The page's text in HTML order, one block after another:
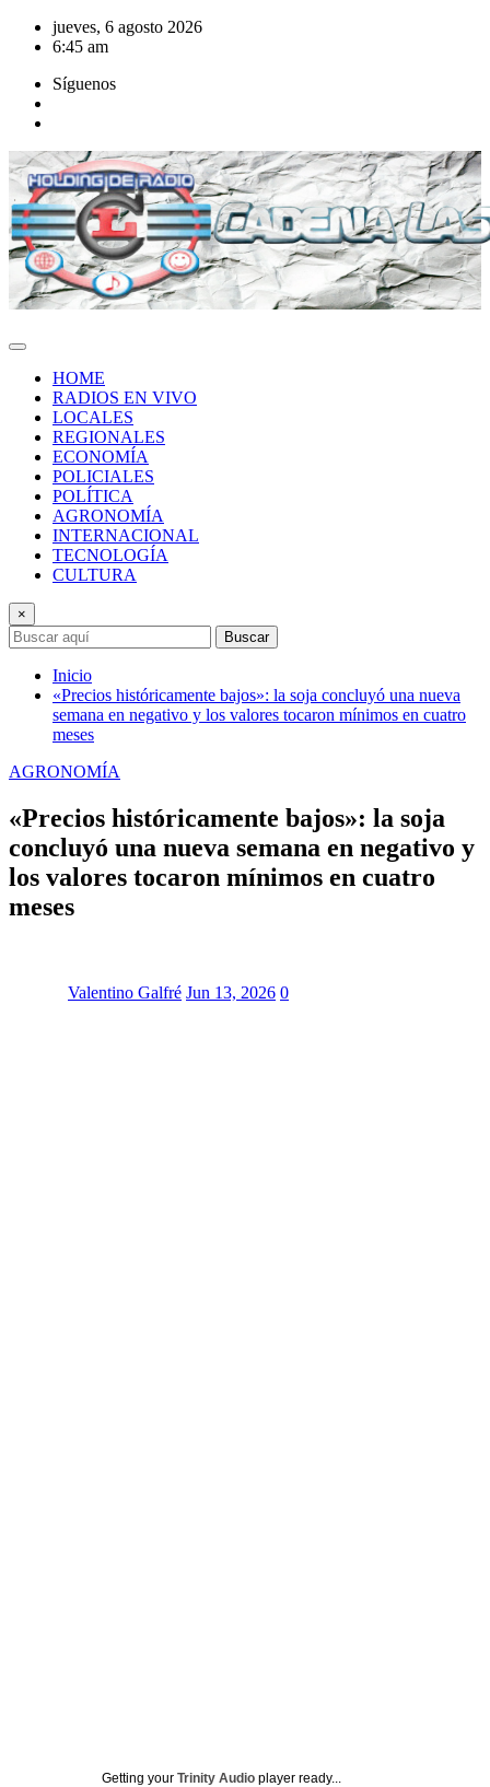
Saltar
jueves, 6 agosto 2026
6:45 am
Síguenos
HOME
RADIOS EN VIVO
LOCALES
REGIONALES
ECONOMÍA
POLICIALES
POLÍTICA
AGRONOMÍA
INTERNACIONAL
TECNOLOGÍA
CULTURA
×
Buscar
Inicio
«Precios históricamente bajos»: la soja concluyó una nueva
semana en negativo y los valores tocaron mínimos en cuatro
meses
AGRONOMÍA
«Precios históricamente bajos»: la soja
concluyó una nueva semana en negativo y
los valores tocaron mínimos en cuatro
meses
Valentino Galfré Jun 13, 2026 0
Getting your Trinity Audio player ready...